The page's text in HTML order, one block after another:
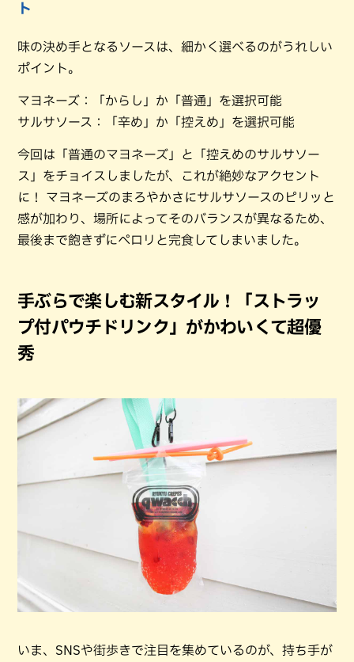
ト
味の決め手となるソースは、細かく選べるのがうれしい
ポイント。
マヨネーズ：「からし」か「普通」を選択可能
サルサソース：「辛め」か「控えめ」を選択可能
今回は「普通のマヨネーズ」と「控えめのサルサソー
ス」をチョイスしましたが、これが絶妙なアクセント
に！ マヨネーズのまろやかさにサルサソースのピリッと
感が加わり、場所によってそのバランスが異なるため、
最後まで飽きずにペロリと完食してしまいました。
手ぶらで楽しむ新スタイル！「ストラッ
プ付パウチドリンク」がかわいくて超優
秀
いま、SNSや街歩きで注目を集めているのが、持ち手が